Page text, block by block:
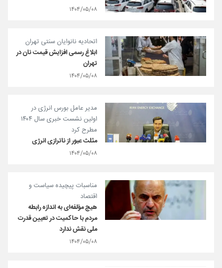
۱۴۰۴/۰۵/۰۸
اتحادیه نانوایان سنتی تهران
ابلاغ رسمی افزایش قیمت نان در
تهران
۱۴۰۴/۰۵/۰۸
مدیر عامل بورس انرژی در
اولین نشست خبری سال ۱۴۰۴
مطرح کرد
مثلث عبور از ناترازی انرژی
۱۴۰۴/۰۵/۰۸
مناسبات پیچیده سیاست و
اقتصاد
هیچ مؤلفه‌ای به اندازه رابطه
مردم با حاکمیت در تعیین قدرت
ملی نقش ندارد
۱۴۰۴/۰۵/۰۸